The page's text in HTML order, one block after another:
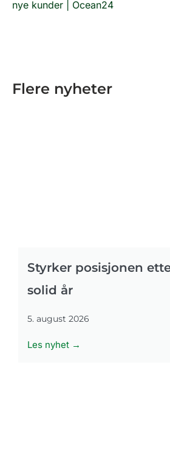
nye kunder | Ocean24
Flere nyheter
Styrker posisjonen
solid år
5. august 2026
Les nyhet →